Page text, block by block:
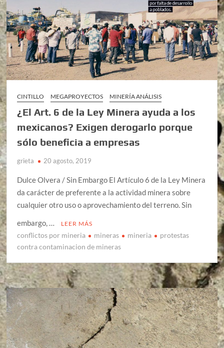
CINTILLO MEGAPROYECTOS MINERÍA ANÁLISIS
¿El Art. 6 de la Ley Minera ayuda a los
mexicanos? Exigen derogarlo porque
sólo beneficia a empresas
grieta 20 agosto, 2019
Dulce Olvera / Sin Embargo El Artículo 6 de la Ley Minera
da carácter de preferente a la actividad minera sobre
cualquier otro uso o aprovechamiento del terreno. Sin
embargo, …
LEER MÁS
conflictos por mineria mineras mineria
protestas
contra contaminacion de mineras